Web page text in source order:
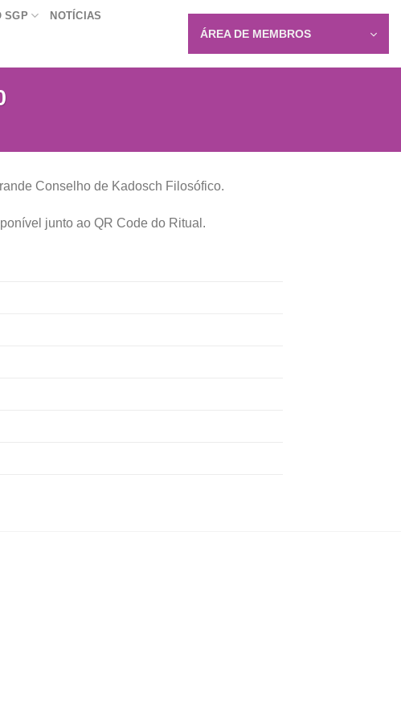
SGP NOTÍCIAS
ÁREA DE MEMBROS
Conselho de Kadosch Filosófico.
junto ao QR Code do Ritual.